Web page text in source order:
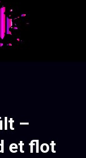
–
et flot